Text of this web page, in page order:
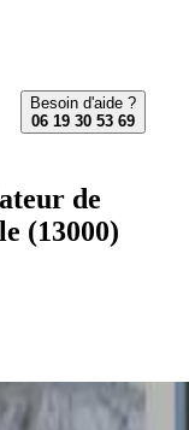
Besoin d'aide ?
06 19 30 53 69
de
(13000)